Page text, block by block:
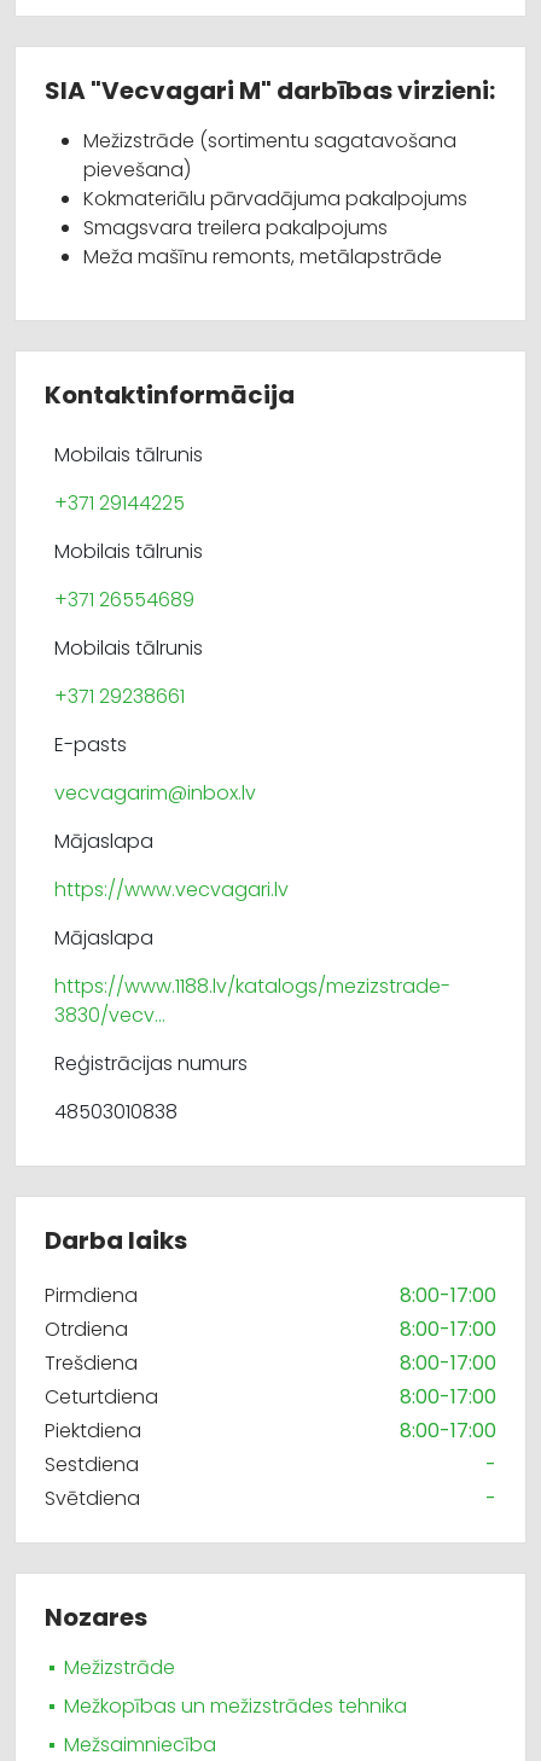
SIA "Vecvagari M" darbības virzieni:
Mežizstrāde (sortimentu sagatavošana
pievešana)
Kokmateriālu pārvadājuma pakalpojums
Smagsvara treilera pakalpojums
Meža mašīnu remonts, metālapstrāde
Kontaktinformācija
Mobilais tālrunis
+371 29144225
Mobilais tālrunis
+371 26554689
Mobilais tālrunis
+371 29238661
E-pasts
vecvagarim@inbox.lv
Mājaslapa
https://www.vecvagari.lv
Mājaslapa
https://www.1188.lv/katalogs/mezizstrade-
3830/vecv...
Reģistrācijas numurs
48503010838
Darba laiks
Pirmdiena
8:00-17:00
Otrdiena
8:00-17:00
Trešdiena
8:00-17:00
Ceturtdiena
8:00-17:00
Piektdiena
8:00-17:00
Sestdiena
-
Svētdiena
-
Nozares
Mežizstrāde
Mežkopības un mežizstrādes tehnika
Mežsaimniecība